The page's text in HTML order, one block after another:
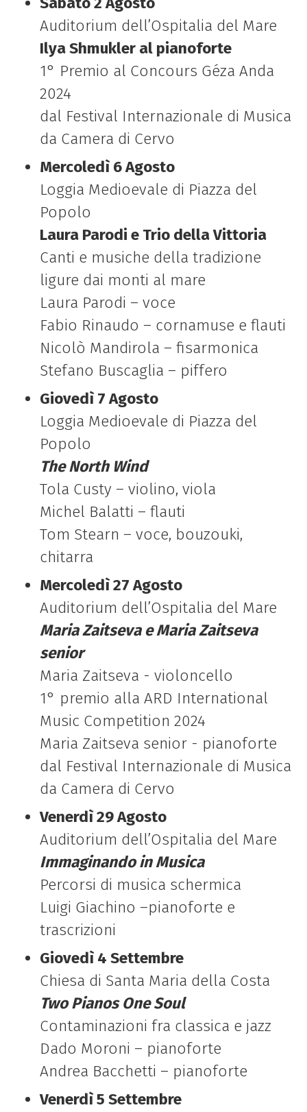
Auditorium dell’Ospitalia del Mare
Ilya Shmukler al pianoforte
1° Premio al Concours Géza Anda
2024
dal Festival Internazionale di Musica
da Camera di Cervo
Mercoledì 6 Agosto
Loggia Medioevale di Piazza del
Popolo
Laura Parodi e Trio della Vittoria
Canti e musiche della tradizione
ligure dai monti al mare
Laura Parodi – voce
Fabio Rinaudo – cornamuse e flauti
Nicolò Mandirola – fisarmonica
Stefano Buscaglia – piffero
Giovedì 7 Agosto
Loggia Medioevale di Piazza del
Popolo
The North Wind
Tola Custy – violino, viola
Michel Balatti – flauti
Tom Stearn – voce, bouzouki,
chitarra
Mercoledì 27 Agosto
Auditorium dell’Ospitalia del Mare
Maria Zaitseva e Maria Zaitseva
senior
Maria Zaitseva - violoncello
1° premio alla ARD International
Music Competition 2024
Maria Zaitseva senior - pianoforte
dal Festival Internazionale di Musica
da Camera di Cervo
Venerdì 29 Agosto
Auditorium dell’Ospitalia del Mare
Immaginando in Musica
Percorsi di musica schermica
Luigi Giachino –pianoforte e
trascrizioni
Giovedì 4 Settembre
Chiesa di Santa Maria della Costa
Two Pianos One Soul
Contaminazioni fra classica e jazz
Dado Moroni – pianoforte
Andrea Bacchetti – pianoforte
Venerdì 5 Settembre